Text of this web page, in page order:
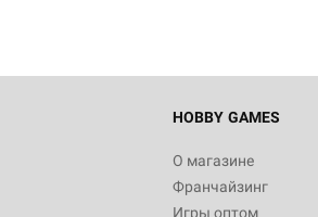
HOBBY GAMES
О магазине
Франчайзинг
Игры оптом